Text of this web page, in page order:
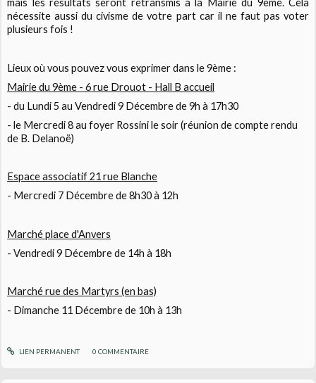
mais les résultats seront retransmis à la Mairie du 9ème. Cela
nécessite aussi du civisme de votre part car il ne faut pas voter
plusieurs fois !
Lieux où vous pouvez vous exprimer dans le 9ème :
Mairie du 9ème - 6 rue Drouot - Hall B accueil
- du Lundi 5 au Vendredi 9 Décembre de 9h à 17h30
- le Mercredi 8 au foyer Rossini le soir (réunion de compte rendu
de B. Delanoë)
Espace associatif 21 rue Blanche
- Mercredi 7 Décembre de 8h30 à 12h
Marché place d'Anvers
- Vendredi 9 Décembre de 14h à 18h
Marché rue des Martyrs (en bas)
- Dimanche 11 Décembre de 10h à 13h
LIEN PERMANENT 0 COMMENTAIRE